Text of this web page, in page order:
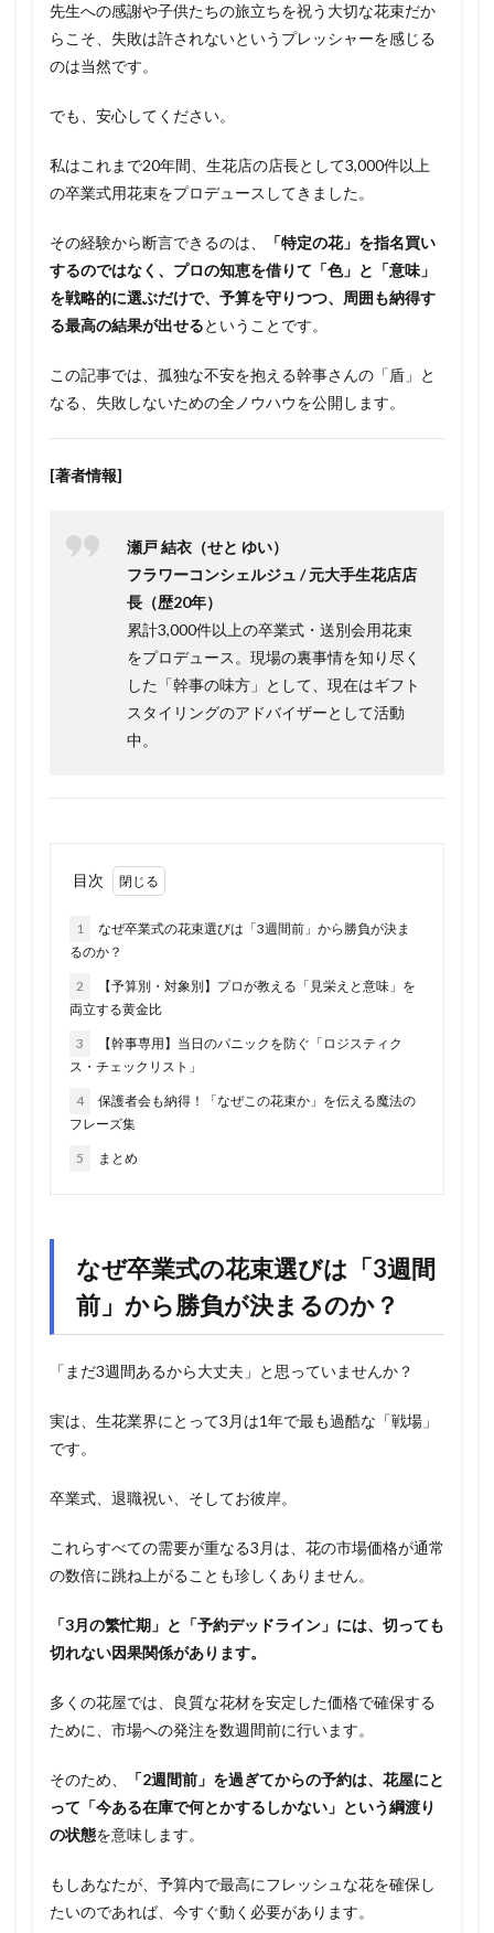
先生への感謝や子供たちの旅立ちを祝う大切な花束だか
らこそ、失敗は許されないというプレッシャーを感じる
のは当然です。
でも、安心してください。
私はこれまで20年間、生花店の店長として3,000件以上
の卒業式用花束をプロデュースしてきました。
その経験から断言できるのは、
「特定の花」を指名買い
するのではなく、プロの知恵を借りて「色」と「意味」
を戦略的に選ぶだけで、予算を守りつつ、周囲も納得す
る最高の結果が出せるということです。
この記事では、孤独な不安を抱える幹事さんの「盾」と
なる、失敗しないための全ノウハウを公開します。
[著者情報]
瀬戸 結衣（せと ゆい）
フラワーコンシェルジュ / 元大手生花店店
長（歴20年）
累計3,000件以上の卒業式・送別会用花束
をプロデュース。現場の裏事情を知り尽く
した「幹事の味方」として、現在はギフト
スタイリングのアドバイザーとして活動
中。
目次
1
なぜ卒業式の花束選びは「3週間前」から勝負が決ま
るのか？
2
【予算別・対象別】プロが教える「見栄えと意味」を
両立する黄金比
3
【幹事専用】当日のパニックを防ぐ「ロジスティク
ス・チェックリスト」
4
保護者会も納得！「なぜこの花束か」を伝える魔法の
フレーズ集
5 まとめ
なぜ卒業式の花束選びは「3週間
前」から勝負が決まるのか？
「まだ3週間あるから大丈夫」と思っていませんか？
実は、生花業界にとって3月は1年で最も過酷な「戦場」
です。
卒業式、退職祝い、そしてお彼岸。
これらすべての需要が重なる3月は、花の市場価格が通常
の数倍に跳ね上がることも珍しくありません。
「3月の繁忙期」と「予約デッドライン」には、切っても
切れない因果関係があります。
多くの花屋では、良質な花材を安定した価格で確保する
ために、市場への発注を数週間前に行います。
そのため、
「2週間前」を過ぎてからの予約は、花屋にと
って「今ある在庫で何とかするしかない」という綱渡り
の状態を意味します。
もしあなたが、予算内で最高にフレッシュな花を確保し
たいのであれば、今すぐ動く必要があります。